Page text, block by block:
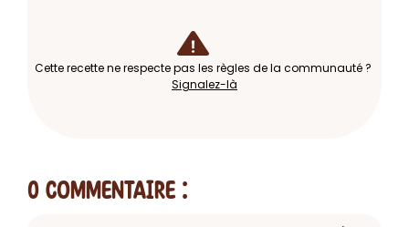
Cette recette ne respecte pas les règles de la communauté ?
Signalez-là
0 Commentaire :